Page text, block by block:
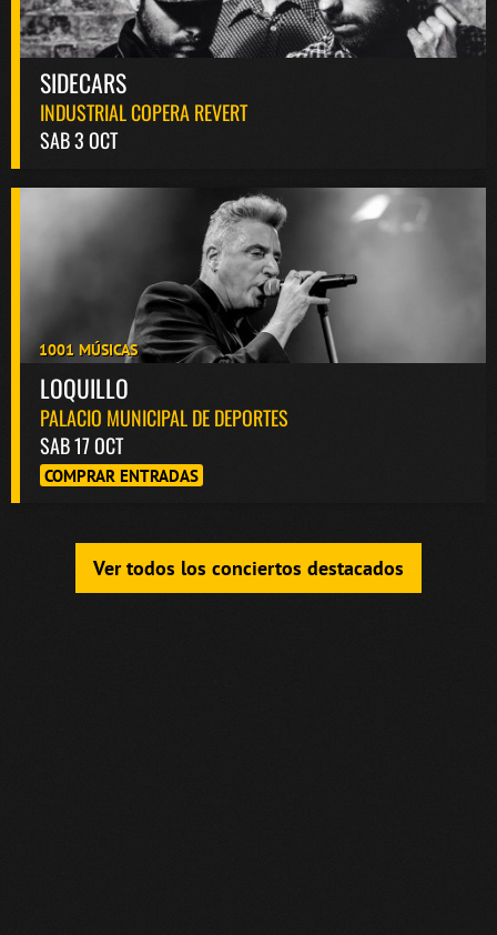
SIDECARS
INDUSTRIAL COPERA REVERT
SAB 3 OCT
1001 MÚSICAS
LOQUILLO
PALACIO MUNICIPAL DE DEPORTES
SAB 17 OCT
COMPRAR ENTRADAS
Ver todos los conciertos destacados